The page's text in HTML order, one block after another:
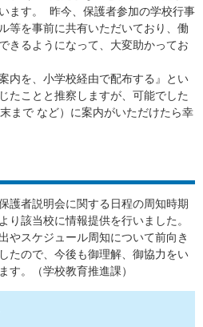
ます。 昨今、保護者参加の学校行事
等を事前に共有いただいており、働
きるようになって、大変助かってお
内を、小学校経由で配布する』とい
たことと推察しますが、可能でした
まで など）に案内がいただけたら幸
護者説明会に関する日程の周知時期
り該当校に情報提供を行いました。
やスケジュール周知について前向き
たので、今後も御理解、御協力をい
す。（学校教育推進課）